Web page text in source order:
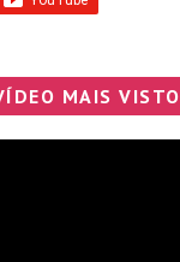
MAIS VISTO